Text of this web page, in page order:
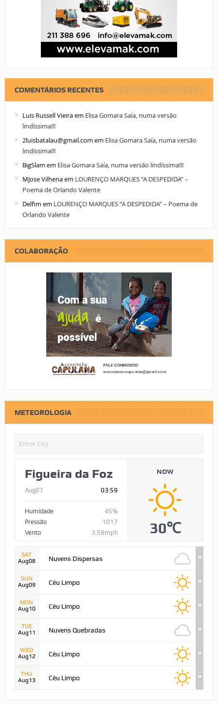
COMENTÁRIOS RECENTES
Luis Russell Vieiraem Elisa Gomara Saía, numa versão
lindíssima!!!
2luisbatalau@gmail.com em Elisa Gomara Saía, numa versão
lindíssima!!!
BigSlam em Elisa Gomara Saía, numa versão lindíssima!!!
MJose Vilhenaem LOURENÇO MARQUES “A DESPEDIDA” –
Poema de Orlando Valente
Delfim em LOURENÇO MARQUES “A DESPEDIDA” – Poema de
Orlando Valente
COLABORAÇÃO
METEOROLOGIA
Figueira da Foz
Aug07 03:59
Humidade
45%
Pressão
1017
Vento
3.58mph
NOW
30℃
SAT
Aug08
Nuvens Dispersas
SUN
Aug09
Céu Limpo
MON
Aug10
Céu Limpo
TUE
Aug11
Nuvens Quebradas
WED
Aug12
Céu Limpo
THU
Aug13
Céu Limpo